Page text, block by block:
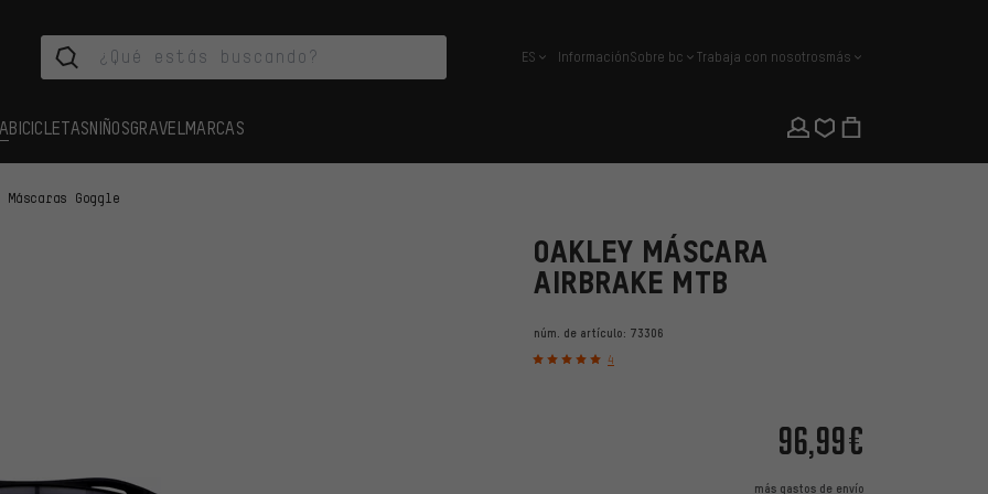
español
ES InformaciónSobre bc Trabaja con nosotrosmás
BICICLETASNIÑOSGRAVEL MARCAS
Máscaras Goggle
OAKLEY MÁSCARA
AIRBRAKE MTB
núm. de artículo: 73306
4
96,99€
más gastos de envío